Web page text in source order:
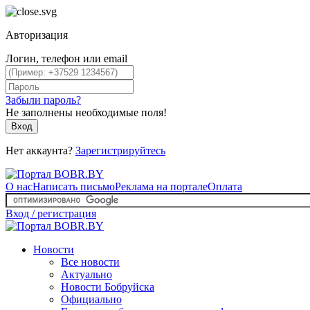
Авторизация
Логин, телефон или email
Забыли пароль?
Не заполнены необходимые поля!
Вход
Нет аккаунта? Зарегистрируйтесь
О насНаписать письмоРеклама на порталеОплата
Вход / регистрация
Новости
Все новости
Актуально
Новости Бобруйска
Официально